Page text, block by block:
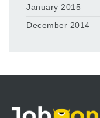
January 2015
December 2014